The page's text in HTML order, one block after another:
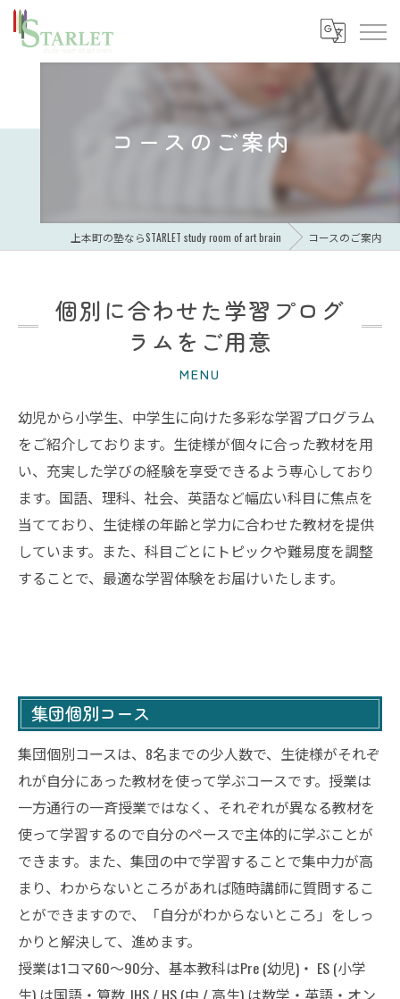
コースのご案内
上本町の塾ならSTARLET study room of art brain コースのご案内
個別に合わせた学習プログ
ラムをご用意
MENU
幼児から小学生、中学生に向けた多彩な学習プログラム
をご紹介しております。生徒様が個々に合った教材を用
い、充実した学びの経験を享受できるよう専心しており
ます。国語、理科、社会、英語など幅広い科目に焦点を
当てており、生徒様の年齢と学力に合わせた教材を提供
しています。また、科目ごとにトピックや難易度を調整
することで、最適な学習体験をお届けいたします。
集団個別コース
集団個別コースは、8名までの少人数で、生徒様がそれぞ
れが自分にあった教材を使って学ぶコースです。授業は
一方通行の一斉授業ではなく、それぞれが異なる教材を
使って学習するので自分のペースで主体的に学ぶことが
できます。また、集団の中で学習することで集中力が高
まり、わからないところがあれば随時講師に質問するこ
とができますので、「自分がわからないところ」をしっ
かりと解決して、進めます。
授業は1コマ60～90分、基本教科はPre (幼児)・ ES (小学
生) は国語・算数 JHS / HS (中 / 高生) は数学・英語・オン